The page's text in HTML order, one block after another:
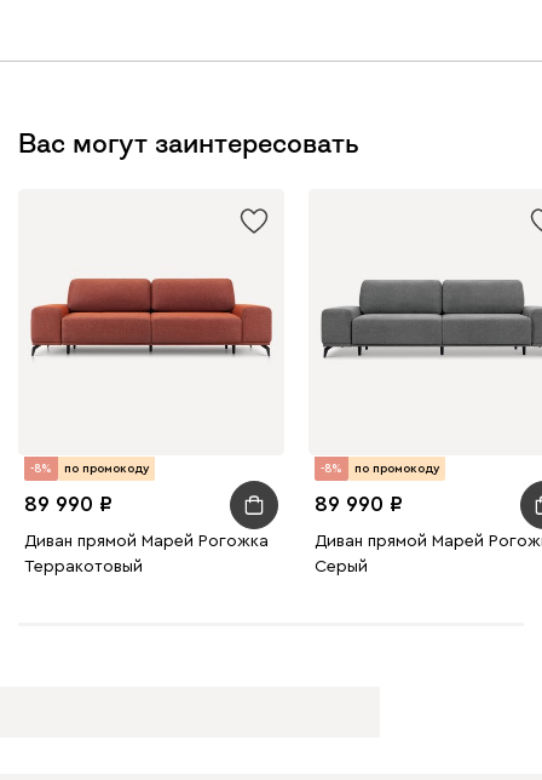
Вас могут заинтересовать
-8% по промокоду
89 990
Диван прямой Марей Рогожка
Терракотовый
-8% по промокоду
89 990
Диван прямой Марей
Серый